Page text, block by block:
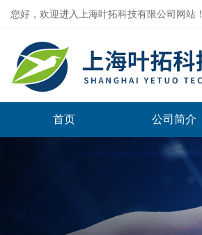
您好，欢迎进入上海叶拓科技有限公司网站！
首页 公司简介